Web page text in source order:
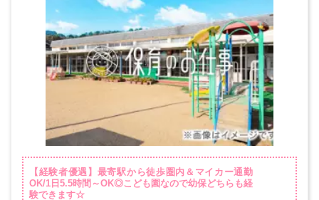
【経験者優遇】最寄駅から徒歩圏内＆マイカー通勤
OK/1日5.5時間～OK◎こども園なので幼保どちらも経
験できます☆